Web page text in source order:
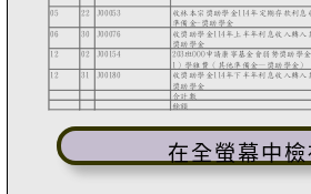
在全螢幕中檢